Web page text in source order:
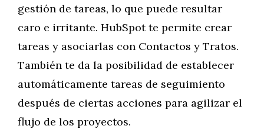
gestión de tareas, lo que puede resultar
caro e irritante. HubSpot te permite crear
tareas y asociarlas con Contactos y Tratos.
También te da la posibilidad de establecer
automáticamente tareas de seguimiento
después de ciertas acciones para agilizar el
flujo de los proyectos.